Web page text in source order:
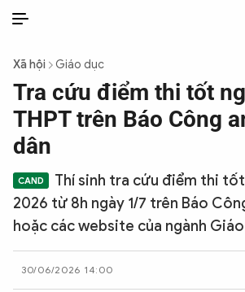
THỜI SỰ
CÔNG AN TRONG LÒNG DÂN
XÃ HỘI
Xã hội Giáo dục
Tra cứu điểm thi tốt
THPT trên Báo Công
dân
Thí sinh tra cứu điểm thi tốt
2026 từ 8h ngày 1/7 trên Báo
hoặc các website của ngành
30/06/2026 14:00